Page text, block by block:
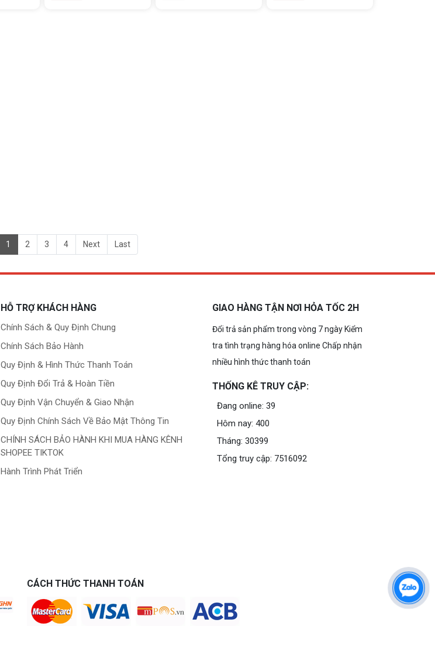
1 2 3 4 Next Last
HỖ TRỢ KHÁCH HÀNG
Chính Sách & Quy Định Chung
Chính Sách Bảo Hành
Quy Định & Hình Thức Thanh Toán
Quy Định Đổi Trả & Hoàn Tiền
Quy Định Vận Chuyển & Giao Nhận
Quy Định Chính Sách Về Bảo Mật Thông Tin
CHÍNH SÁCH BẢO HÀNH KHI MUA HÀNG KÊNH
SHOPEE TIKTOK
Hành Trình Phát Triển
GIAO HÀNG TẬN NƠI HỎA TỐC 2H
Đổi trả sản phẩm trong vòng 7 ngày Kiểm
tra tình trạng hàng hóa online Chấp nhận
nhiều hình thức thanh toán
THỐNG KÊ TRUY CẬP:
Đang online: 39
Hôm nay: 400
Tháng: 30399
Tổng truy cập: 7516092
CÁCH THỨC THANH TOÁN